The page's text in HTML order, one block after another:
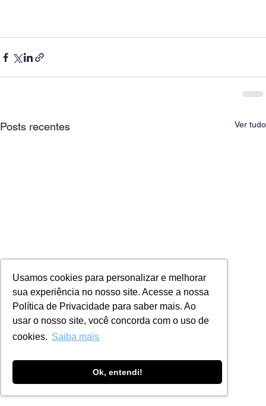
Usamos cookies para personalizar e melhorar
sua experiência no nosso site. Acesse a nossa
Política de Privacidade para saber mais. Ao
usar o nosso site, você concorda com o uso de
cookies. Saiba mais
Ok, entendi!
Posts recentes Ver tudo